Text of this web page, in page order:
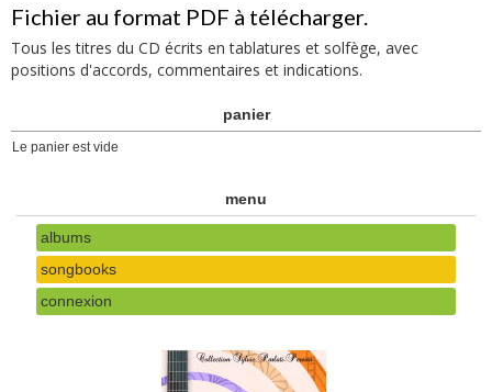
Fichier au format PDF à télécharger.
Tous les titres du CD écrits en tablatures et solfège, avec
positions d'accords, commentaires et indications.
panier
Le panier est vide
menu
albums
songbooks
connexion